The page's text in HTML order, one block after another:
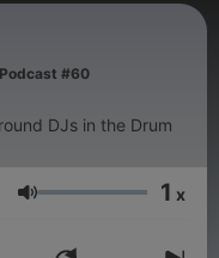
#60
DJs in the Drum
Lautstärke 1 x